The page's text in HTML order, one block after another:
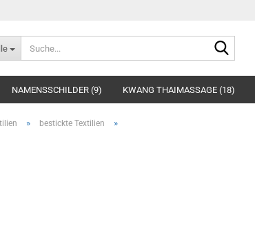
NAMENSSCHILDER (9) KWANG THAIMASSAGE (18)
» bestickte Textilien »